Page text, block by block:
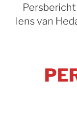
lens van